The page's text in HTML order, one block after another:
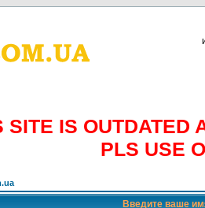
SITE IS OUTDATED
PLS USE
Введите ваше